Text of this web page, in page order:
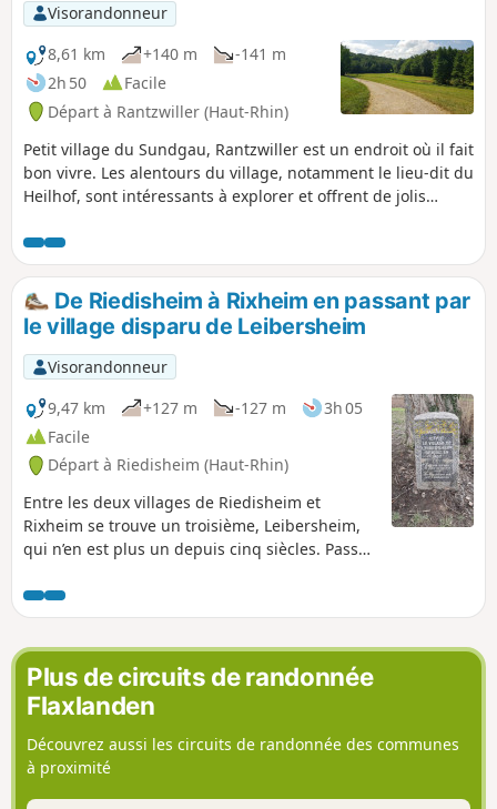
Visorandonneur
8,61 km
+140 m
-141 m
2h 50
Facile
Départ à Rantzwiller (Haut-Rhin)
Petit village du Sundgau, Rantzwiller est un endroit où il fait
bon vivre. Les alentours du village, notamment le lieu-dit du
Heilhof, sont intéressants à explorer et offrent de jolis
De Riedisheim à Rixheim en passant par
le village disparu de Leibersheim
Visorandonneur
9,47 km
+127 m -127 m
3h 05
Facile
Départ à Riedisheim (Haut-Rhin)
Entre les deux villages de Riedisheim et
Rixheim se trouve un troisième, Leibersheim,
qui n’en est plus un depuis cinq siècles. Passez
villages, dont un qui date de plus de deux
siècles. Finissez en prenant de la hauteur sur
la colline du Fuchsberg pour profiter de jolis
paysages.
Plus de circuits de randonnée
Flaxlanden
Découvrez aussi les circuits de randonnée des communes
à proximité